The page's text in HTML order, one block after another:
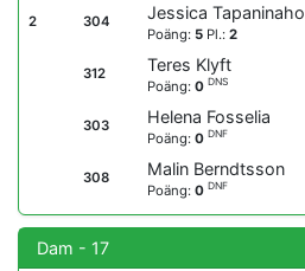
2 304 Jessica Tapaninaho
Poäng: 5 Pl.:2
312 Teres Klyft
Poäng:0DNS
303 Helena Fosselia
Poäng:0DNF
308 Malin Berndtsson
Poäng:0DNF
Dam - 17